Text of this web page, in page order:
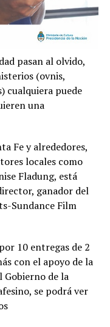
pasan al olvido,
(ovnis,
cualquiera puede
una
Fe y alrededores,
locales como
Fladung, está
ganador del
Sundance Film
10 entregas de 2
con el apoyo de la
Gobierno de la
se podrá ver